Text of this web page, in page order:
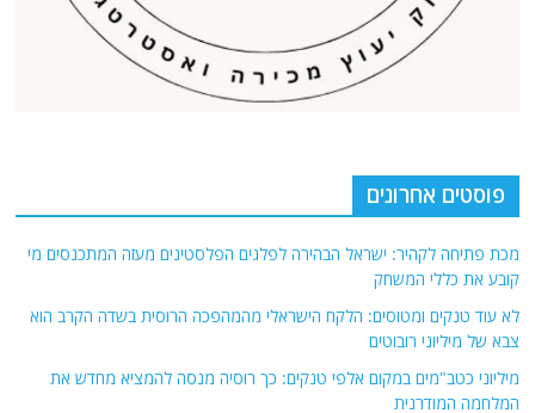
פוסטים אחרונים
מכת פתיחה לקהיר: ישראל הבהירה לפלגים הפלסטינים מעזה המתכנסים מי
קובע את כללי המשחק
לא עוד טנקים ומטוסים: הלקח הישראלי מהמהפכה הרוסית בשדה הקרב הוא
צבא של מיליוני רובוטים
מיליוני כטב"מים במקום אלפי טנקים: כך רוסיה מנסה להמציא מחדש את
המלחמה המודרנית